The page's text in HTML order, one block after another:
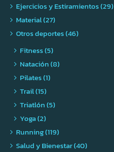
Ejercicios y Estiramientos (29)
Material (27)
Otros deportes (46)
Fitness (5)
Natación (8)
Pilates (1)
Trail (15)
Triatlón (5)
Yoga (2)
Running (119)
Salud y Bienestar (40)